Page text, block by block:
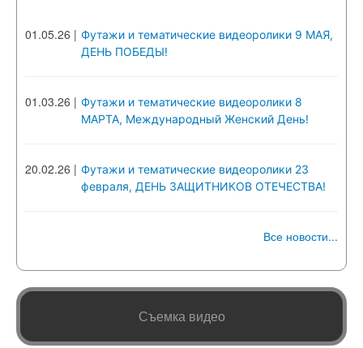
01.05.26 | Футажи и тематические видеоролики 9 МАЯ,
ДЕНЬ ПОБЕДЫ!
01.03.26 | Футажи и тематические видеоролики 8
МАРТА, Международный Женский День!
20.02.26 | Футажи и тематические видеоролики 23
февраля, ДЕНЬ ЗАЩИТНИКОВ ОТЕЧЕСТВА!
Все новости...
Съемка видео